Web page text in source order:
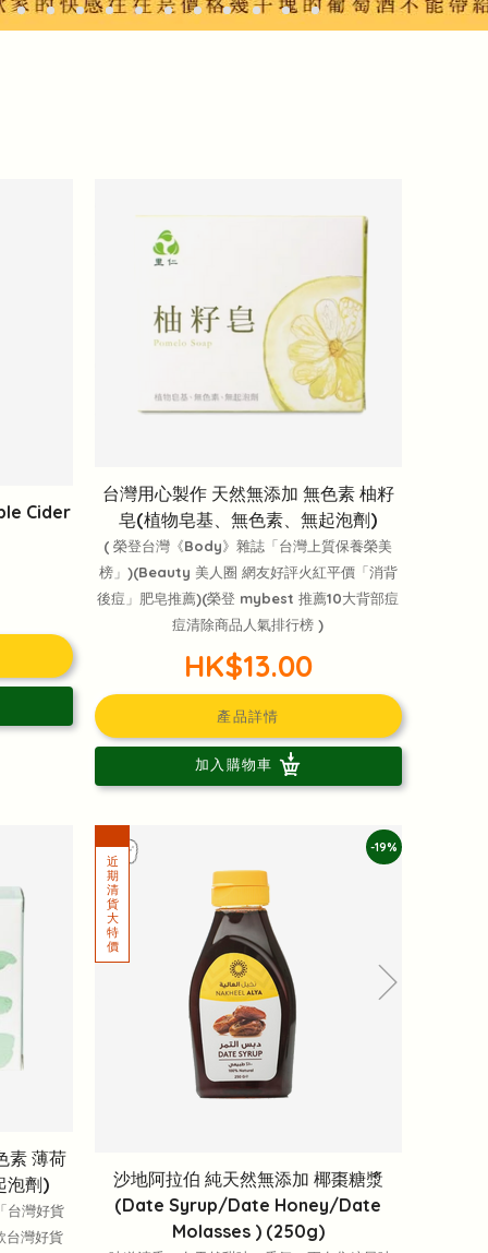
Cider
台灣用心製作 天然無添加 無色素 柚籽
皂(植物皂基、無色素、無起泡劑)
( 榮登台灣《Body》雜誌「台灣上質保養榮美
榜」)(Beauty 美人圈 網友好評火紅平價「消背
後痘」肥皂推薦)(榮登 mybest 推薦10大背部痘
痘清除商品人氣排行榜 )
HK$13.00
產品詳情
加入購物車
素 薄荷
泡劑)
台灣好貨
台灣好貨
-19%
沙地阿拉伯 純天然無添加 椰棗糖漿
(Date Syrup/Date Honey/Date
Molasses ) (250g)